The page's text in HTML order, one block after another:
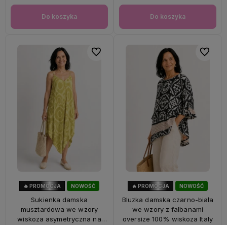
Do koszyka Do koszyka
NOWOŚĆ
🔥 PROMOCJA
Sukienka damska
musztardowa we wzory
wiskoza asymetryczna na
Do ulubionych
NOWOŚĆ
🔥 PROMOCJA
Bluzka damska czarno-biała
we wzory z falbanami
oversize 100% wiskoza Italy
Do